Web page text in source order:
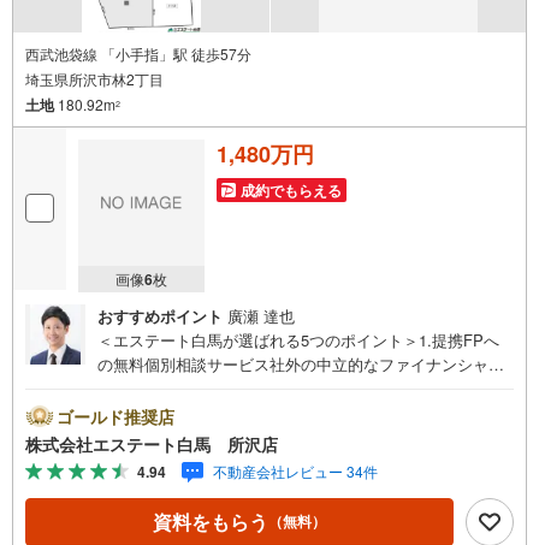
西武池袋線 「小手指」駅 徒歩57分
埼玉県所沢市林2丁目
土地180.92m2
画像6枚
1,480万円
成約でもらえる
おすすめポイント 廣瀬 達也
＜エステート白馬が選ばれる5つのポイント＞1.提携FPへ
の無料個別相談サービス社外の中立的なファイナンシャル
や学費等も含めてシミュレーションをご提案できます2.物
件情報が豊富所沢市を中心にたくさんの情報をご用意して
おります。インターネット広告前の物件も多数取り揃えて
おります。お客様のご希望エリアをお申し付けください。
3.自社グループでリフォーム、新築請負所沢店の3階はリフ
ォーム、注文建築部門の相談スペースです。一級建築士を
ゴールド推奨店
株式会社エステート白馬 所沢店
4.94 不動産会社レビュー 34件
資料をもらう （無料）